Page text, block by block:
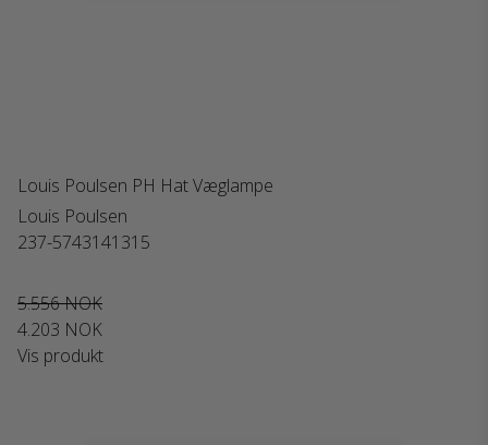
Louis Poulsen PH Hat Væglampe
Louis Poulsen
237-5743141315
5.556 NOK
4.203 NOK
Vis produkt